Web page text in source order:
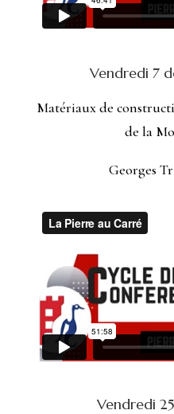
Vendredi 7
Matériaux de
de la
Georges
Vendredi